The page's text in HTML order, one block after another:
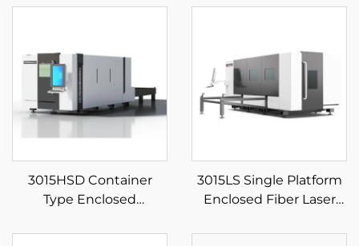
3015HSD Container
Type Enclosed
Fiber Laser Cutting
3015LS Single Platform
Enclosed Fiber Laser